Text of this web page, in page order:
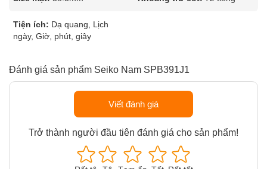
Tiện ích: Dạ quang, Lịch
ngày, Giờ, phút, giây
Đánh giá sản phẩm Seiko Nam SPB391J1
Viết đánh giá
Trở thành người đầu tiên đánh giá cho sản phẩm!